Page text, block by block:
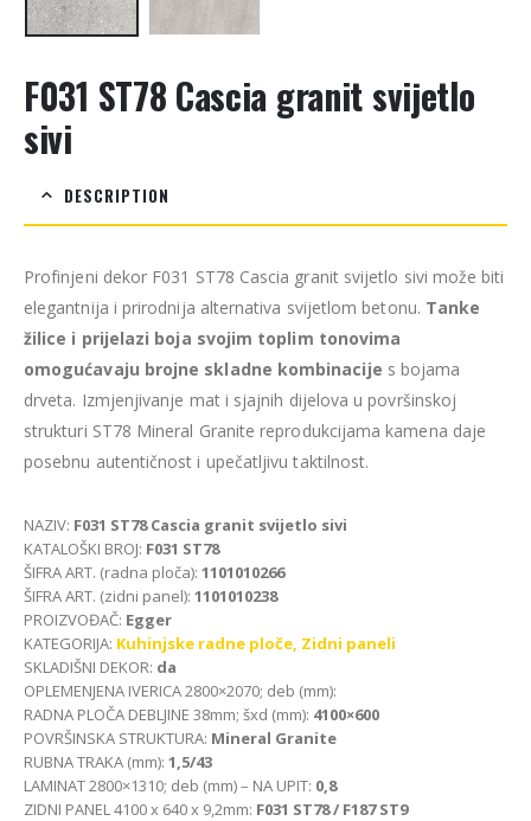
F031 ST78 Cascia granit svijetlo
sivi
DESCRIPTION
Profinjeni dekor F031 ST78 Cascia granit svijetlo sivi može biti
elegantnija i prirodnija alternativa svijetlom betonu. Tanke
žilice i prijelazi boja svojim toplim tonovima
omogućavaju brojne skladne kombinacije s bojama
drveta. Izmjenjivanje mat i sjajnih dijelova u površinskoj
strukturi ST78 Mineral Granite reprodukcijama kamena daje
posebnu autentičnost i upečatljivu taktilnost.
NAZIV: F031 ST78 Cascia granit svijetlo sivi
KATALOŠKI BROJ: F031 ST78
ŠIFRA ART. (radna ploča): 1101010266
ŠIFRA ART. (zidni panel): 1101010238
PROIZVOĐAČ: Egger
KATEGORIJA: Kuhinjske radne ploče, Zidni paneli
SKLADIŠNI DEKOR: da
OPLEMENJENA IVERICA 2800×2070; deb (mm):
RADNA PLOČA DEBLJINE 38mm; šxd (mm): 4100×600
POVRŠINSKA STRUKTURA: Mineral Granite
RUBNA TRAKA (mm): 1,5/43
LAMINAT 2800×1310; deb (mm) – NA UPIT: 0,8
ZIDNI PANEL 4100 x 640 x 9,2mm: F031 ST78 / F187 ST9